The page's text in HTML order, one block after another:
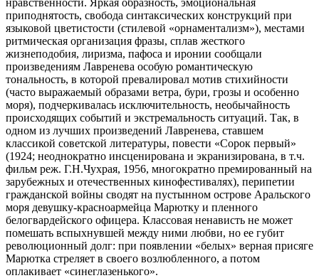
приподнятость, свобода синтаксических конструкций при
языковой цветистости (стилевой «орнаментализм»), местами
ритмическая организация фразы, сплав жесткого
жизнеподобия, лиризма, пафоса и иронии сообщали
произведениям Лавренева особую романтическую
тональность, в которой превалировал мотив стихийности
(часто выражаемый образами ветра, бури, грозы и особенно
моря), подчеркивалась исключительность, необычайность
происходящих событий и экстремальность ситуаций. Так, в
одном из лучших произведений Лавренева, ставшем
классикой советской литературы, повести «Сорок первый»
(1924; неоднократно инсценирована и экранизирована, в т.ч.
фильм реж. Г.Н.Чухрая, 1956, многократно премированный на
зарубежных и отечественных кинофестивалях), перипетии
гражданской войны сводят на пустынном острове Аральского
моря девушку-красноармейца Марютку и пленного
белогвардейского офицера. Классовая ненависть не может
помешать вспыхнувшей между ними любви, но ее губит
революционный долг: при появлении «белых» верная присяге
Марютка стреляет в своего возлюбленного, а потом
оплакивает «синеглазенького».